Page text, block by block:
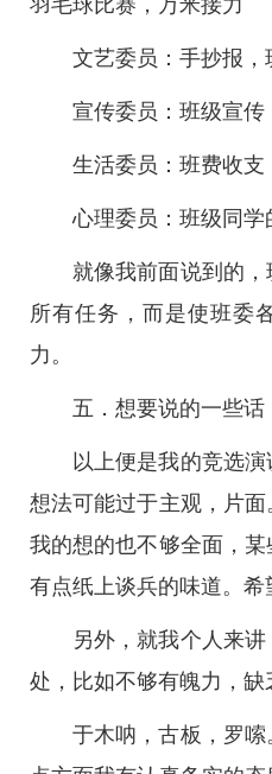
羽毛球比赛，万米接力
文艺委员：手抄报，
宣传委员：班级宣传
生活委员：班费收
心理委员：班级同学
就像我前面说到的
所有任务，而是使班委
力。
五．想要说的一些话
以上便是我的竞选
想法可能过于主观，片面
我的想的也不够全面，某
有点纸上谈兵的味道。希
另外，就我个人来
处，比如不够有魄力，缺
于木呐，古板，罗